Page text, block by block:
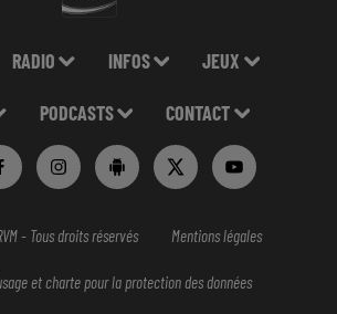
RADIO INFOS JEUX
PODCASTS CONTACT
- Tous droits réservés Mentions légales
et charte pour la protection des données